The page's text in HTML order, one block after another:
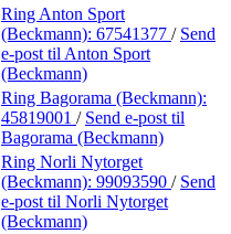
Ring Anton Sport
(Beckmann): 67541377 / Send
e-post til Anton Sport
(Beckmann)
Ring Bagorama (Beckmann):
45819001 / Send e-post til
Bagorama (Beckmann)
Ring Norli Nytorget
(Beckmann): 99093590 / Send
e-post til Norli Nytorget
(Beckmann)